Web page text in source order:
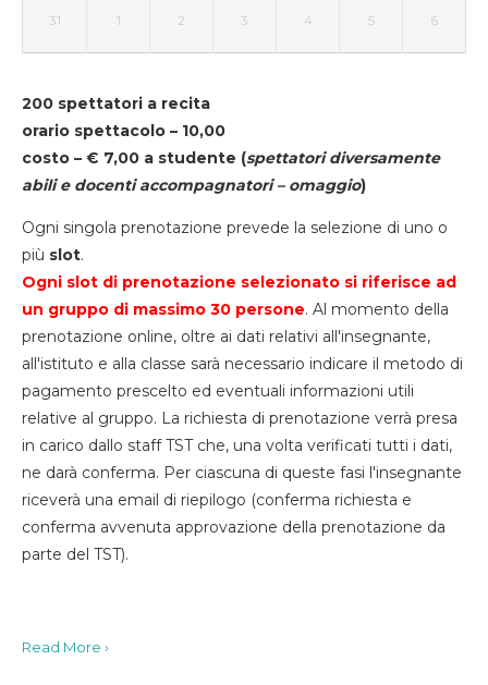
31 1 2 3 4 5 6
200 spettatori a recita
orario spettacolo – 10,00
costo – € 7,00 a studente (spettatori diversamente
abili e docenti accompagnatori – omaggio)
Ogni singola prenotazione prevede la selezione di uno o
più slot.
Ogni slot di prenotazione selezionato si riferisce ad
un gruppo di massimo 30 persone. Al momento della
prenotazione online, oltre ai dati relativi all'insegnante,
all'istituto e alla classe sarà necessario indicare il metodo di
pagamento prescelto ed eventuali informazioni utili
relative al gruppo. La richiesta di prenotazione verrà presa
in carico dallo staff TST che, una volta verificati tutti i dati,
ne darà conferma. Per ciascuna di queste fasi l'insegnante
riceverà una email di riepilogo (conferma richiesta e
conferma avvenuta approvazione della prenotazione da
parte del TST).
Read More ›